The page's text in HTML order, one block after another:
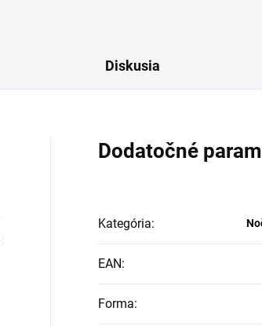
Diskusia
Dodatočné
Kategória:
EAN:
Forma: